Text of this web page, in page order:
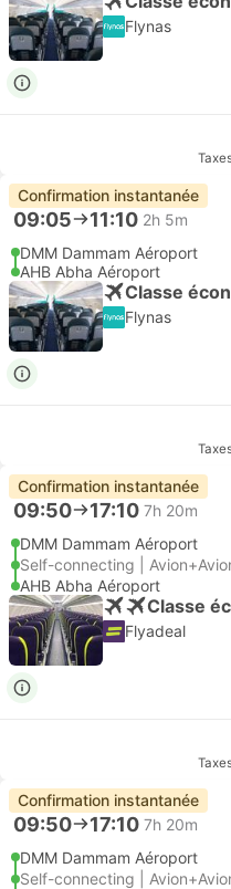
Flynas
Confirmation instantanée
09:05 11:10 2h 5m
DMM Dammam Aéroport
AHB Abha Aéroport
Classe
Flynas
Confirmation instantanée
09:50 17:10 7h 20m
DMM Dammam Aéroport
Self-connecting |
AHB Abha Aéroport
Classe
Flyadeal
Confirmation instantanée
09:50 17:10 7h 20m
DMM Dammam Aéroport
Self-connecting |